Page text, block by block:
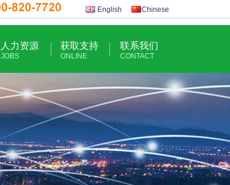
English Chinese
人力资源
JOBS
获取支持
ONLINE
联系我们
CONTACT